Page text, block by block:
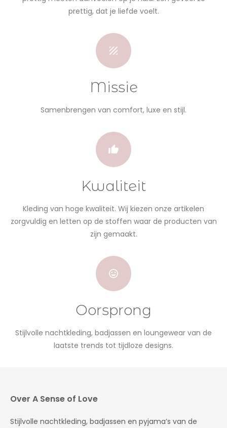
prettig, dat je liefde voelt.
Missie
Samenbrengen van comfort, luxe en stijl.
Kwaliteit
Kleding van hoge kwaliteit. Wij kiezen onze artikelen
zorgvuldig en letten op de stoffen waar de producten van
zijn gemaakt.
Oorsprong
Stijlvolle nachtkleding, badjassen en loungewear van de
laatste trends tot tijdloze designs.
Over A Sense of Love
Stijlvolle nachtkleding, badjassen en pyjama’s van de